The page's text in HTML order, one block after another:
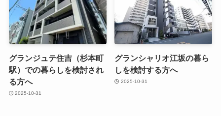
グランジュテ住吉（杉本町
駅）での暮らしを検討され
る方へ
2025-10-31
グランシャリオ江坂の暮ら
しを検討する方へ
2025-10-31